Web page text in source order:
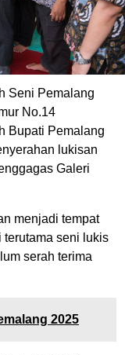
Seni Pemalang
No.14
Bupati Pemalang
lukisan
Galeri
menjadi tempat
terutama seni lukis
serah terima
2025